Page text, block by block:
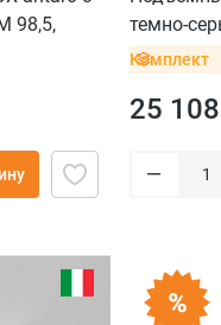
98,5,
10 до 30
темно-
фасадов
Комплект
25
–